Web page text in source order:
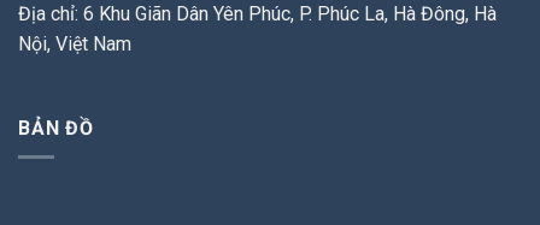
Địa chỉ: 6 Khu Giãn Dân Yên Phúc, P. Phúc La, Hà Đông, Hà
Nội, Việt Nam
BẢN ĐỒ